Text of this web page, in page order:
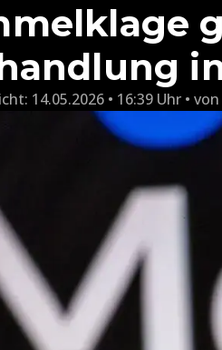
14.05.2026 • 16:39 Uhr von